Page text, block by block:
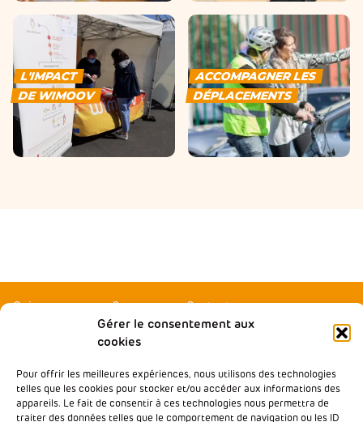
Gérer le consentement aux
cookies
Pour offrir les meilleures expériences, nous utilisons des technologies
telles que les cookies pour stocker et/ou accéder aux informations des
appareils. Le fait de consentir à ces technologies nous permettra de
traiter des données telles que le comportement de navigation ou les ID
L'IMPACT
DE WIMOOV
ACCOMPAGNER LES
DÉPLACEMENTS
Qui sommes-nous ?
Nos partenaires
Nos analyses & plaidoyers
Contactez-nous
Presse
Notre École de la Mobilité
Inclusive